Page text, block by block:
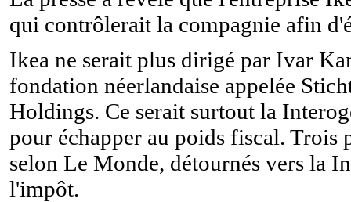
qui contrôlerait la compagnie afin
Ikea ne serait plus dirigé par Ivar
fondation néerlandaise appelée
Holdings. Ce serait surtout la
pour échapper au poids fiscal. Trois
selon Le Monde, détournés vers la
l'impôt.